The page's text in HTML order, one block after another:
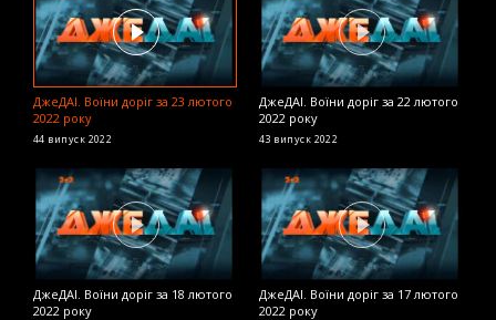
ДжеДАІ. Воїни доріг за 23 лютого
2022 року
44 випуск 2022
ДжеДАІ. Воїни доріг за 22 лютого
2022 року
43 випуск 2022
ДжеДАІ. Воїни доріг за 18 лютого
2022 року
ДжеДАІ. Воїни доріг за 17 лютого
2022 року